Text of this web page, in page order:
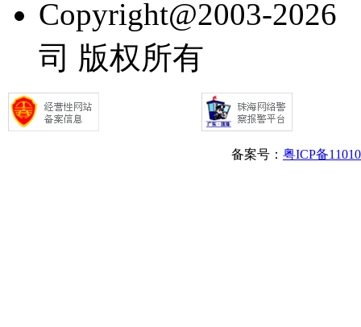
Copyright@2003-
司 版权所有
备案号： 粤ICP备